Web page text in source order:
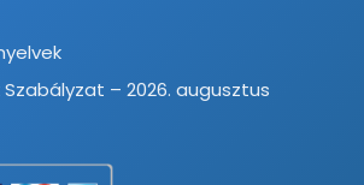
– 2026. augusztus